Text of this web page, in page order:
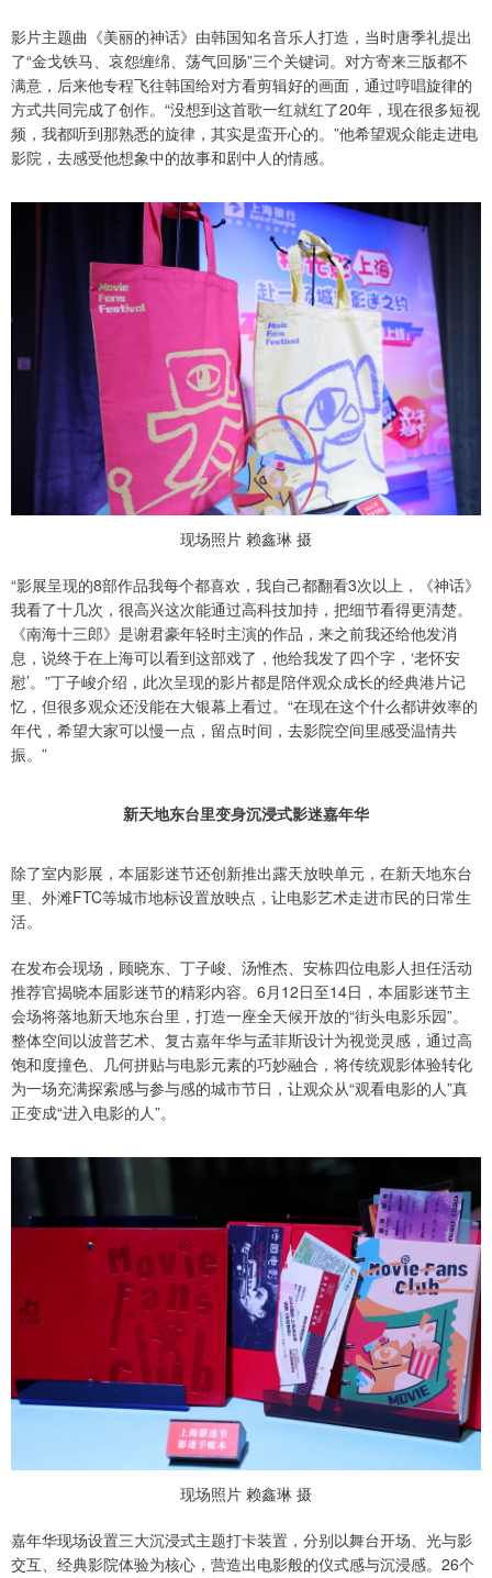
影片主题曲《美丽的神话》由韩国知名音乐人打造，当时唐季礼提出
了“金戈铁马、哀怨缠绵、荡气回肠”三个关键词。对方寄来三版都不
满意，后来他专程飞往韩国给对方看剪辑好的画面，通过哼唱旋律的
方式共同完成了创作。“没想到这首歌一红就红了20年，现在很多短视
频，我都听到那熟悉的旋律，其实是蛮开心的。”他希望观众能走进电
影院，去感受他想象中的故事和剧中人的情感。
现场照片 赖鑫琳 摄
“影展呈现的8部作品我每个都喜欢，我自己都翻看3次以上，《神话》
我看了十几次，很高兴这次能通过高科技加持，把细节看得更清楚。
《南海十三郎》是谢君豪年轻时主演的作品，来之前我还给他发消
息，说终于在上海可以看到这部戏了，他给我发了四个字，‘老怀安
慰’。”丁子峻介绍，此次呈现的影片都是陪伴观众成长的经典港片记
忆，但很多观众还没能在大银幕上看过。“在现在这个什么都讲效率的
年代，希望大家可以慢一点，留点时间，去影院空间里感受温情共
振。”
新天地东台里变身沉浸式影迷嘉年华
除了室内影展，本届影迷节还创新推出露天放映单元，在新天地东台
里、外滩FTC等城市地标设置放映点，让电影艺术走进市民的日常生
活。
在发布会现场，顾晓东、丁子峻、汤惟杰、安栋四位电影人担任活动
推荐官揭晓本届影迷节的精彩内容。6月12日至14日，本届影迷节主
会场将落地新天地东台里，打造一座全天候开放的“街头电影乐园”。
整体空间以波普艺术、复古嘉年华与孟菲斯设计为视觉灵感，通过高
饱和度撞色、几何拼贴与电影元素的巧妙融合，将传统观影体验转化
为一场充满探索感与参与感的城市节日，让观众从“观看电影的人”真
正变成“进入电影的人”。
现场照片 赖鑫琳 摄
嘉年华现场设置三大沉浸式主题打卡装置，分别以舞台开场、光与影
交互、经典影院体验为核心，营造出电影般的仪式感与沉浸感。26个